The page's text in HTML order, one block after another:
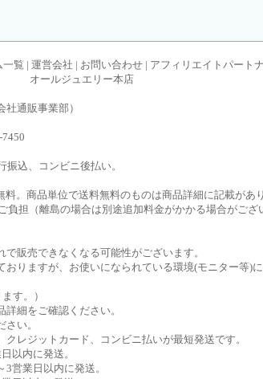
一覧 | 運営会社 | お問い合わせ | アフィリエイトパート
オールジュエリー本店
通販事業部）
込、コンビニ後払い。
。商品単位で送料無料のものは商品詳細に記載があり
負担（離島の場合は別途追加料金がかかる場合がご
販売できなくなる可能性がございます。
りますが、お使いになられている環境(モニター等)
す。）
細をご確認ください。
い。
レジットカード、コンビニ払いが最短発送です。
以内に発送。
営業日以内に発送。